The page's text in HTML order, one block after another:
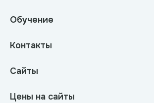
Обучение
Контакты
Сайты
Цены на сайты